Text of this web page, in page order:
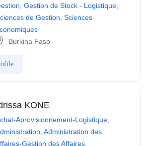
, Gestion de Stock - Logistique,
de Gestion, Sciences
Burkina Faso
KONE
Aprovisionnement-Logistique,
, Administration des
Gestion des Affaires,